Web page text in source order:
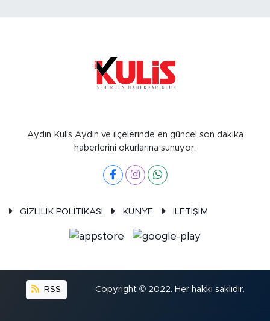
Aydın Kulis Aydın ve ilçelerinde en güncel son dakika
haberlerini okurlarına sunuyor.
GİZLİLİK POLİTİKASI KÜNYE İLETİŞİM
RSS Copyright © 2022. Her hakkı saklıdır.